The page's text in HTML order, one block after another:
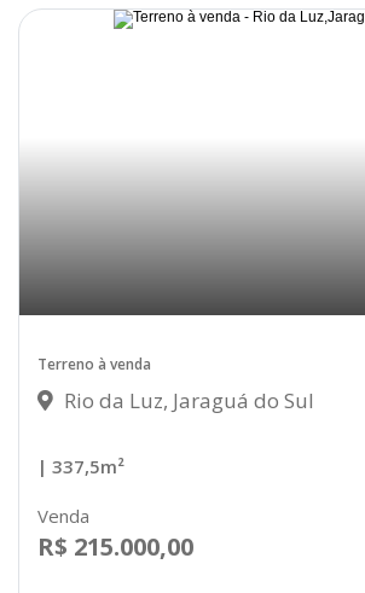
Terreno à venda
Rio da Luz, Jaraguá do Sul
| 337,5m²
Venda
R$ 215.000,00